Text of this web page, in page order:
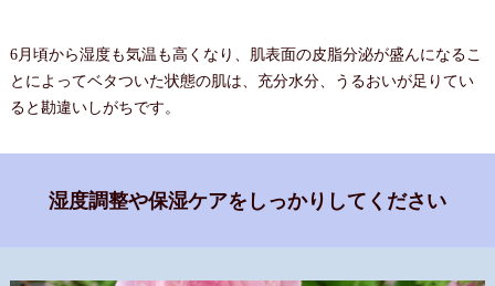
6月頃から湿度も気温も高くなり、肌表面の皮脂分泌が盛んになるこ
とによってベタついた状態の肌は、充分水分、うるおいが足りてい
ると勘違いしがちです。
湿度調整や保湿ケアをしっかりしてください